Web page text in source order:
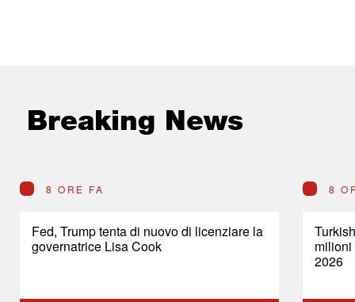
Breaking News
8 ORE FA
Fed, Trump tenta di nuovo di licenziare la
governatrice Lisa Cook
8
2026